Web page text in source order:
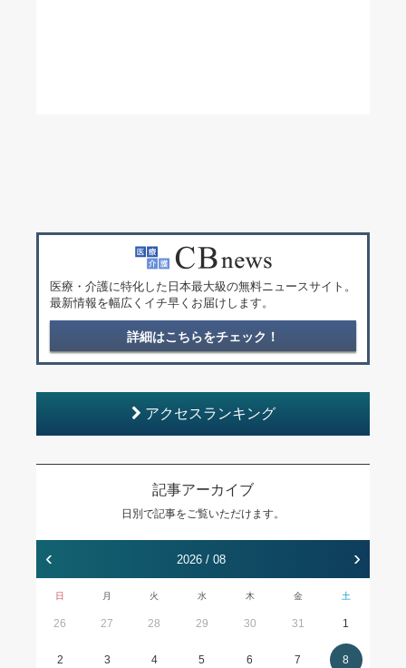
医療・介護に特化した日本最大級の無料ニュースサイト。
最新情報を幅広くイチ早くお届けします。
詳細はこちらをチェック！
アクセスランキング
記事アーカイブ
日別で記事をご覧いただけます。
‹ 2026 / 08 ›
日 月 火 水 木 金 土
26 27 28 29 30 31 1
2 3 4 5 6 7 8